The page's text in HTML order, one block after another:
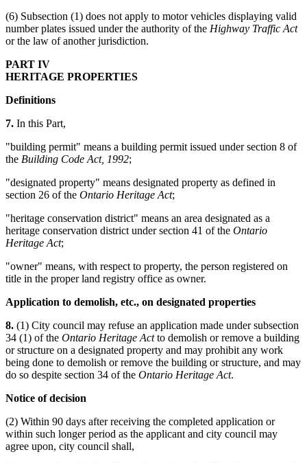
(6) Subsection (1) does not apply to motor vehicles displaying valid
number plates issued under the authority of the Highway Traffic Act
or the law of another jurisdiction.
PART IV
HERITAGE PROPERTIES
Definitions
7. In this Part,
"building permit" means a building permit issued under section 8 of
the Building Code Act, 1992;
"designated property" means designated property as defined in
section 26 of the Ontario Heritage Act;
"heritage conservation district" means an area designated as a
heritage conservation district under section 41 of the Ontario
Heritage Act;
"owner" means, with respect to property, the person registered on
title in the proper land registry office as owner.
Application to demolish, etc., on designated properties
8. (1) City council may refuse an application made under subsection
34 (1) of the Ontario Heritage Actto demolish or remove a building
or structure on a designated property and may prohibit any work
being done to demolish or remove the building or structure, and may
do so despite section 34 of the Ontario Heritage Act.
Notice of decision
(2) Within 90 days after receiving the completed application or
within such longer period as the applicant and city council may
agree upon, city council shall,